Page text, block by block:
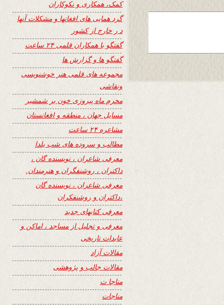
کمک، همکاری و نکوکاران
گرد همایی های افغانها و مشکلات آنها
د ر خارج از کشور
گفتگو با همکاران قلمی ۲۴ ساعت
گفتگو ها و گزارش ها
مجموعه های قلمی هنر خوشنویسی
ونقاشی
محرم ماه پیروزی خون بر شمشیر
مسایل جهان ، منطقه و افغانستان
مشاعره ۲۴ ساعت
مطالب و سروده های شب یلدا
معرفی شاعران ، نویسنده گان ،
داکتران ، روشنفگران و هنرمندان.
معرفی شاعران ، نویسنده گان
،داکتران و روشنفکران
معرفی کتابهای جدید
معرفی و تجلیل از مساجد ، اماکن و
عابدات تاریخی
مقالات آزاد
مقالات جالب و پژوهشی
مناجا ت
مناجات